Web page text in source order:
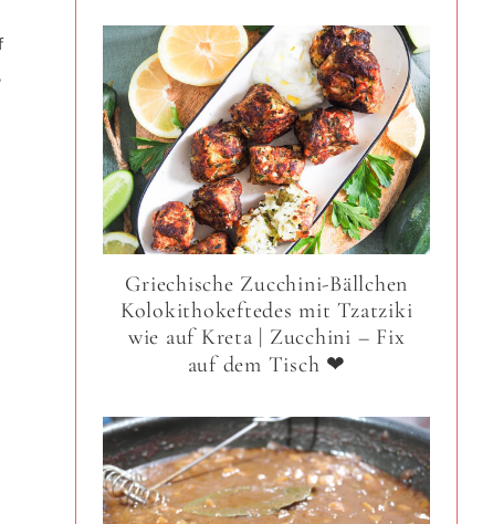
Griechische Zucchini-Bällchen
Kolokithokeftedes mit Tzatziki
wie auf Kreta | Zucchini – Fix
auf dem Tisch ❤